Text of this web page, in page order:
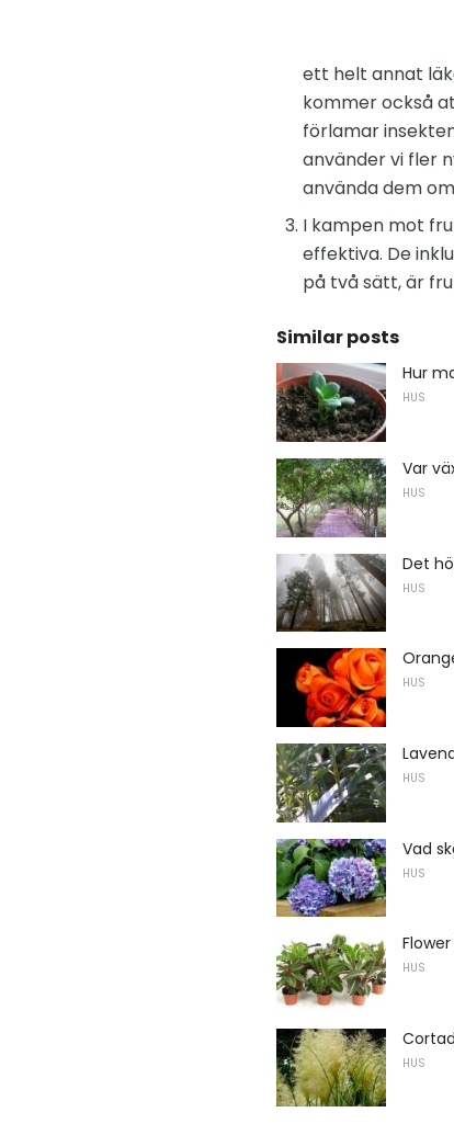
ett helt annat
kommer också
förlamar
använder vi fler
använda dem
I kampen mot
effektiva. De
på två sätt, är
Similar posts
Hur
HUS
Var
HUS
Det
HUS
HUS
HUS
Vad
HUS
HUS
HUS